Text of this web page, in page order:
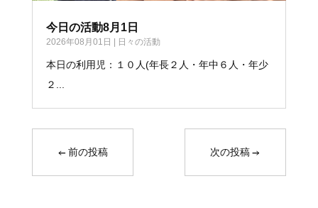
今日の活動8月1日
2026年08月01日 日々の活動
本日の利用児：１０人(年長２人・年中６人・年少
２...
←前の投稿 次の投稿→